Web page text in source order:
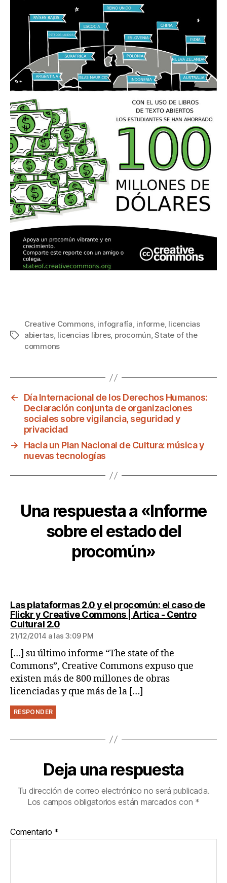
Etiquetas
Creative Commons, infografía, informe, licencias
abiertas, licencias libres, procomún,State of the
commons
←
Día Internacional de los Derechos Humanos:
Declaración conjunta de organizaciones
sociales sobre vigilancia, seguridad y
privacidad
→
Hacia un Plan Nacional de Cultura: música y
nuevas tecnologías
Una respuesta a «Informe
sobre el estado del
procomún»
Las plataformas 2.0 y el procomún: el caso de
Flickr y Creative Commons | Artica - Centro
Cultural 2.0dice:
21/12/2014 a las 3:09 PM
[…] su último informe “The state of the
Commons”, Creative Commons expuso que
existen más de 800 millones de obras
licenciadas y que más de la […]
RESPONDER
Deja una respuesta
Tu dirección de correo electrónico no será publicada.
Los campos obligatorios están marcados con *
Comentario *